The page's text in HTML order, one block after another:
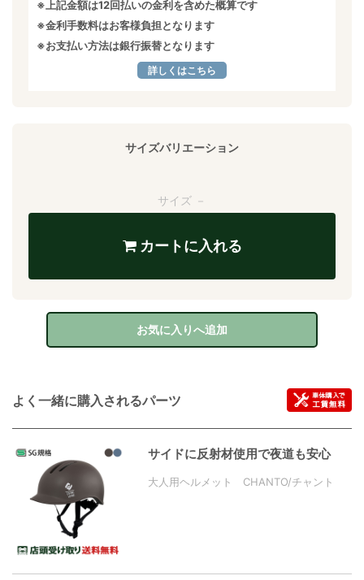
※上記金額は12回払いの金利を含めた概算です
※金利手数料はお客様負担となります
※お支払い方法は銀行振替となります
詳しくはこちら
サイズバリエーション
サイズ －
カートに入れる
お気に入りへ追加
よく一緒に購入されるパーツ
サイドに反射材使用で夜道も安心
大人用ヘルメット CHANTO/チャント